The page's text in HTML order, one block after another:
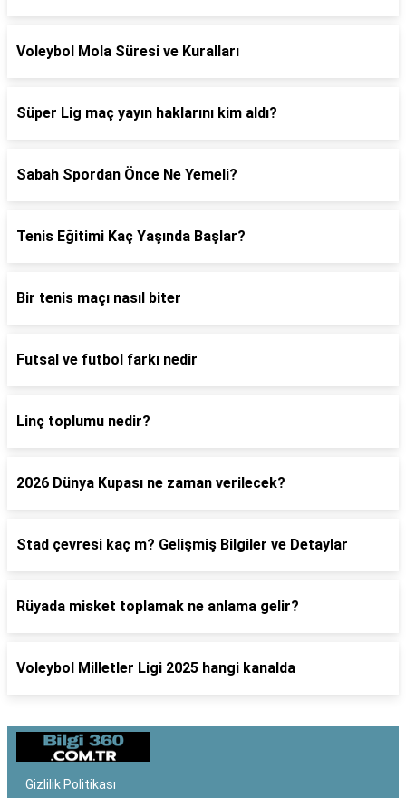
Voleybol Mola Süresi ve Kuralları
Süper Lig maç yayın haklarını kim aldı?
Sabah Spordan Önce Ne Yemeli?
Tenis Eğitimi Kaç Yaşında Başlar?
Bir tenis maçı nasıl biter
Futsal ve futbol farkı nedir
Linç toplumu nedir?
2026 Dünya Kupası ne zaman verilecek?
Stad çevresi kaç m? Gelişmiş Bilgiler ve Detaylar
Rüyada misket toplamak ne anlama gelir?
Voleybol Milletler Ligi 2025 hangi kanalda
Gizlilik Politikası